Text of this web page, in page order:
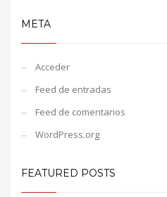
META
Acceder
Feed de entradas
Feed de comentarios
WordPress.org
FEATURED POSTS